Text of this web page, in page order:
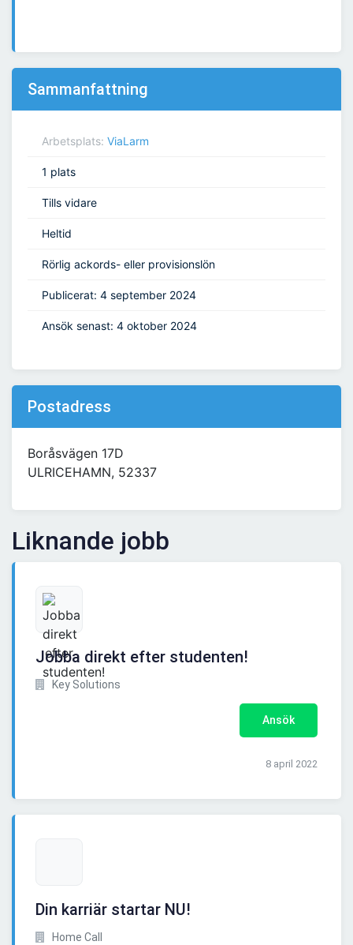
Sammanfattning
Arbetsplats: ViaLarm
1 plats
Tills vidare
Heltid
Rörlig ackords- eller provisionslön
Publicerat: 4 september 2024
Ansök senast: 4 oktober 2024
Postadress
Boråsvägen 17D
ULRICEHAMN, 52337
Liknande jobb
Jobba direkt efter studenten!
Key Solutions
Ansök
8 april 2022
Din karriär startar NU!
Home Call